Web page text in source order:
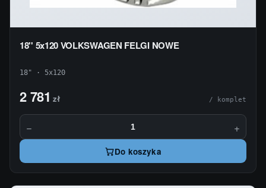
18'' 5x120 VOLKSWAGEN FELGI NOWE
18" · 5x120
2 781 zł / komplet
− +
Do koszyka